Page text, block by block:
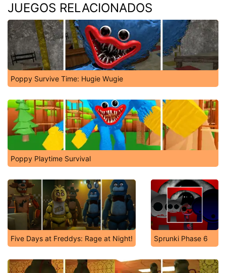
JUEGOS RELACIONADOS
Poppy Survive Time: Hugie Wugie
Poppy Playtime Survival
Five Days at Freddys: Rage at Night! Sprunki Phase 6